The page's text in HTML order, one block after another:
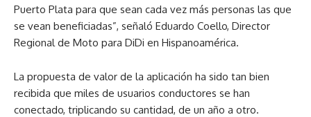
Puerto Plata para que sean cada vez más personas las que
se vean beneficiadas”, señaló Eduardo Coello, Director
Regional de Moto para DiDi en Hispanoamérica.
La propuesta de valor de la aplicación ha sido tan bien
recibida que miles de usuarios conductores se han
conectado, triplicando su cantidad, de un año a otro.